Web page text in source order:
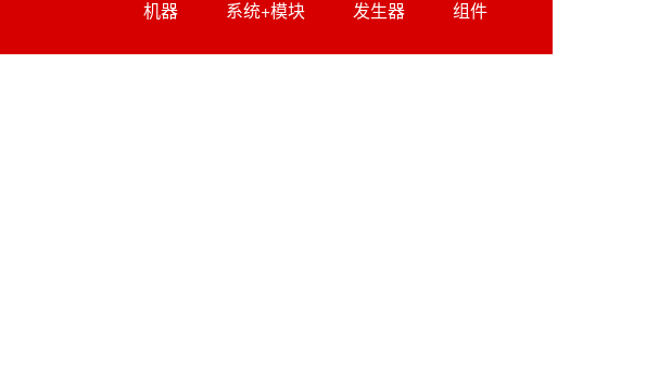
机器 系统+模块 发生器 组件